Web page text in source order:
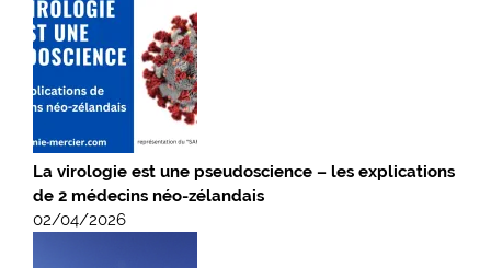
La virologie est une pseudoscience – les explications
de 2 médecins néo-zélandais
02/04/2026